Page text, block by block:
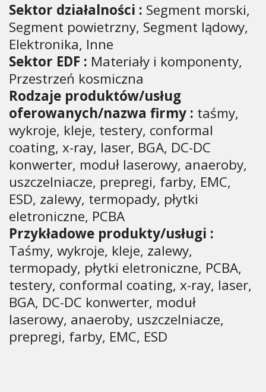
Sektor działalności : Segment morski,
Segment powietrzny, Segment lądowy,
Elektronika, Inne
Sektor EDF : Materiały i komponenty,
Przestrzeń kosmiczna
Rodzaje produktów/usług
oferowanych/nazwa firmy : taśmy,
wykroje, kleje, testery, conformal
coating, x-ray, laser, BGA, DC-DC
konwerter, moduł laserowy, anaeroby,
uszczelniacze, prepregi, farby, EMC,
ESD, zalewy, termopady, płytki
eletroniczne, PCBA
Przykładowe produkty/usługi :
Taśmy, wykroje, kleje, zalewy,
termopady, płytki eletroniczne, PCBA,
testery, conformal coating, x-ray, laser,
BGA, DC-DC konwerter, moduł
laserowy, anaeroby, uszczelniacze,
prepregi, farby, EMC, ESD